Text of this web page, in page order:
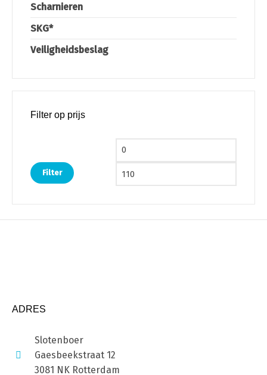
Scharnieren
SKG*
Veiligheidsbeslag
Filter op prijs
Min. prijs
Filter
ADRES
Slotenboer
Gaesbeekstraat 12
3081 NK Rotterdam